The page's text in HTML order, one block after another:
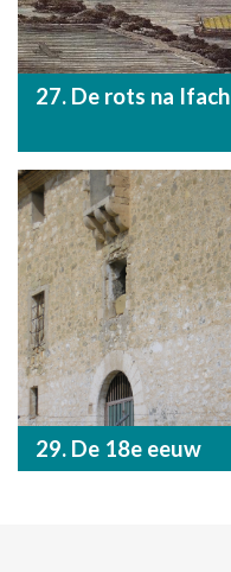
27. De rots na Ifach
29. De 18e eeuw